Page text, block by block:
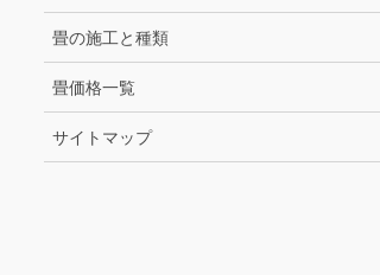
畳の施工と種類
畳価格一覧
サイトマップ